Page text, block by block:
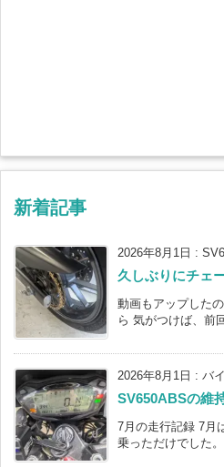
新着記事
2026年8月1日 :
久しぶりにチェ
動画もアップした
ら 気がつけば、前
2026年8月1日 : バ
SV650ABSの維
7月の走行記録 7月
乗っただけでした